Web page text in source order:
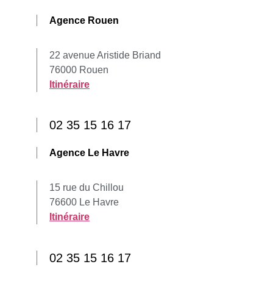
Agence Rouen
22 avenue Aristide Briand
76000 Rouen
Itinéraire
02 35 15 16 17
Agence Le Havre
15 rue du Chillou
76600 Le Havre
Itinéraire
02 35 15 16 17